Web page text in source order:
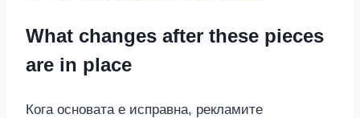
What changes after these pieces
are in place
Кога основата е исправна, рекламите